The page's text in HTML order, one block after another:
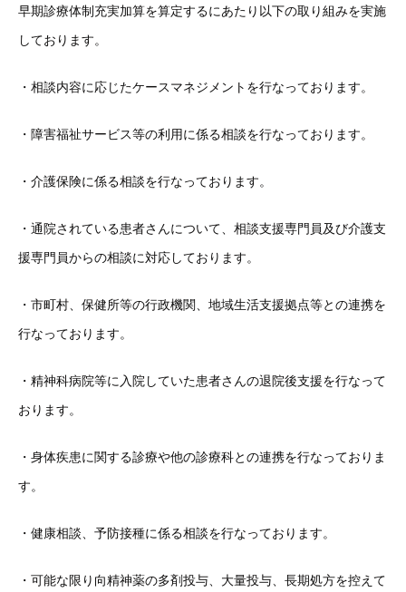
早期診療体制充実加算を算定するにあたり以下の取り組みを実施
しております。
・相談内容に応じたケースマネジメントを行なっております。
・障害福祉サービス等の利用に係る相談を行なっております。
・介護保険に係る相談を行なっております。
・通院されている患者さんについて、相談支援専門員及び介護支
援専門員からの相談に対応しております。
・市町村、保健所等の行政機関、地域生活支援拠点等との連携を
行なっております。
・精神科病院等に入院していた患者さんの退院後支援を行なって
おります。
・身体疾患に関する診療や他の診療科との連携を行なっておりま
す。
・健康相談、予防接種に係る相談を行なっております。
・可能な限り向精神薬の多剤投与、大量投与、長期処方を控えて